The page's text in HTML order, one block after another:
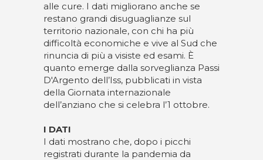
alle cure. I dati migliorano anche se
restano grandi disuguaglianze sul
territorio nazionale, con chi ha più
difficoltà economiche e vive al Sud che
rinuncia di più a visiste ed esami. È
quanto emerge dalla sorveglianza Passi
D'Argento dell’Iss, pubblicati in vista
della Giornata internazionale
dell’anziano che si celebra l’1 ottobre.
I DATI
I dati mostrano che, dopo i picchi
registrati durante la pandemia da